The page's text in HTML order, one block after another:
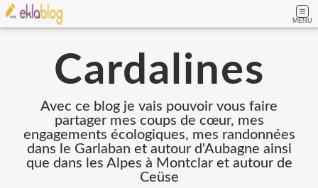
MENU
Cardalines
Avec ce blog je vais pouvoir vous faire
partager mes coups de cœur, mes
engagements écologiques, mes randonnées
dans le Garlaban et autour d'Aubagne ainsi
que dans les Alpes à Montclar et autour de
Ceüse